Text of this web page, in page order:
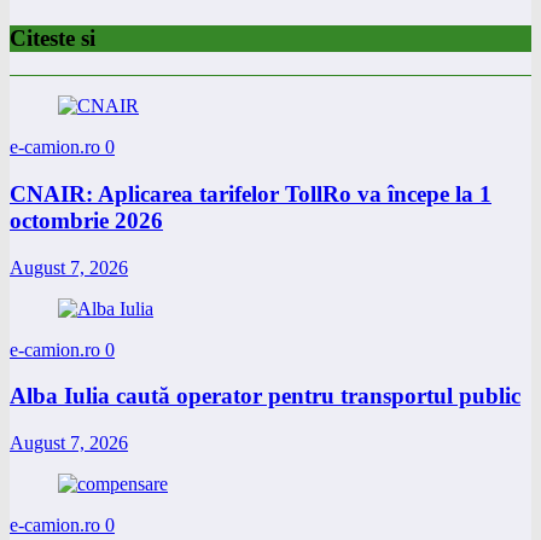
Citeste si
e-camion.ro 0
CNAIR: Aplicarea tarifelor TollRo va începe la 1
octombrie 2026
August 7, 2026
e-camion.ro 0
Alba Iulia caută operator pentru transportul public
August 7, 2026
e-camion.ro 0